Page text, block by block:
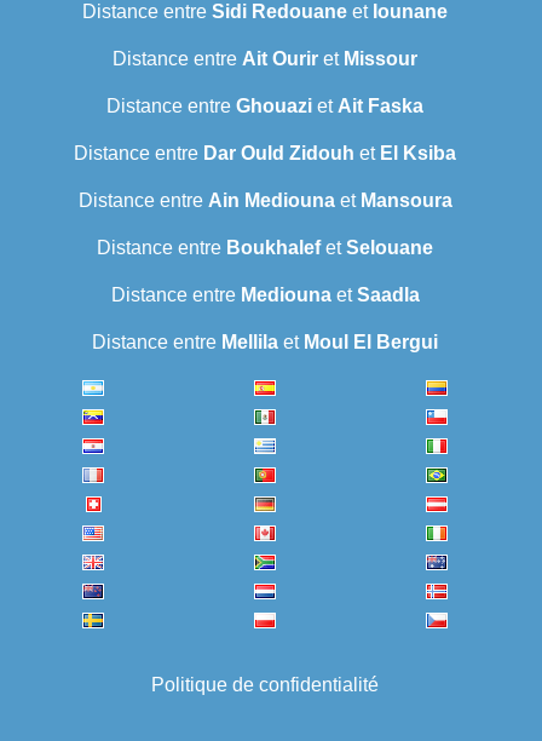
Distance entre Sidi Redouane et Iounane
Distance entre Ait Ourir et Missour
Distance entre Ghouazi et Ait Faska
Distance entre Dar Ould Zidouh et El Ksiba
Distance entre Ain Mediounaet Mansoura
Distance entre BoukhalefetSelouane
Distance entre MediounaetSaadla
Distance entre Mellila et Moul El Bergui
Politique de confidentialité